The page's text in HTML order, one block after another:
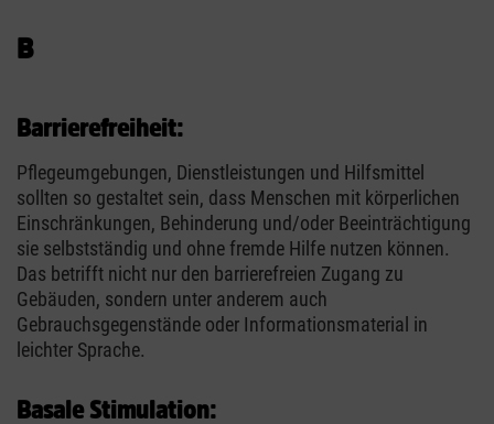
B
Barrierefreiheit:
Pflegeumgebungen, Dienstleistungen und Hilfsmittel
sollten so gestaltet sein, dass Menschen mit körperlichen
Einschränkungen, Behinderung und/oder Beeinträchtigung
sie selbstständig und ohne fremde Hilfe nutzen können.
Das betrifft nicht nur den barrierefreien Zugang zu
Gebäuden, sondern unter anderem auch
Gebrauchsgegenstände oder Informationsmaterial in
leichter Sprache.
Basale Stimulation: